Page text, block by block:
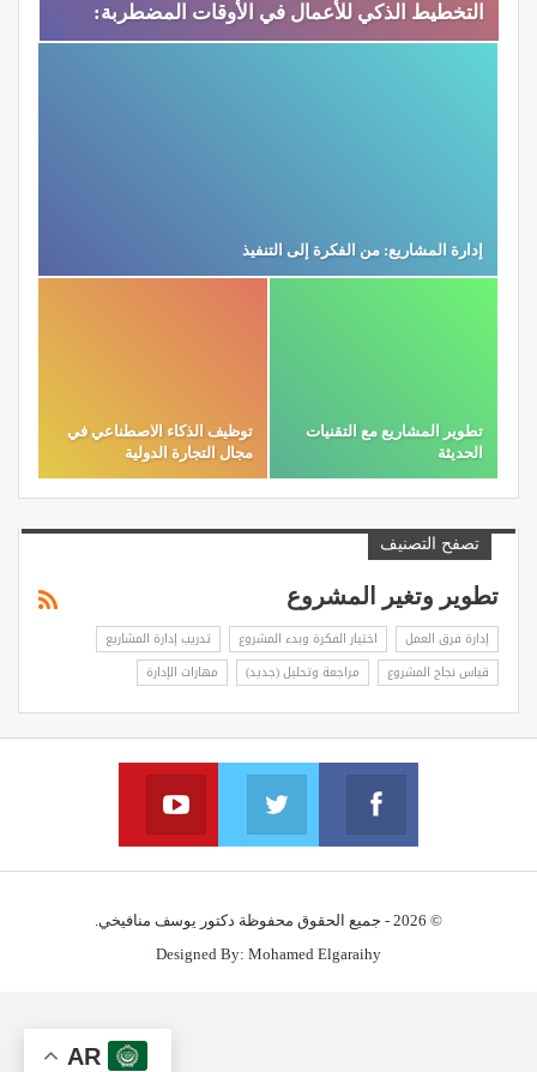
التخطيط الذكي للأعمال في الأوقات المضطربة:
إدارة المشاريع: من الفكرة إلى التنفيذ
تطوير المشاريع مع التقنيات
الحديثة
توظيف الذكاء الاصطناعي في
مجال التجارة الدولية
تصفح التصنيف
تطوير وتغير المشروع
إدارة فرق العمل اختيار الفكرة وبدء المشروع
تدريب إدارة المشاريع
قياس نجاح المشروع
مراجعة وتحليل (جديد) مهارات الإدارة
Facebook
Join us on facebook
Twitter
Join us via twitter
© 2026 - جميع الحقوق محفوظة دكتور يوسف منافيخي.
Designed By: Mohamed Elgaraihy
AR